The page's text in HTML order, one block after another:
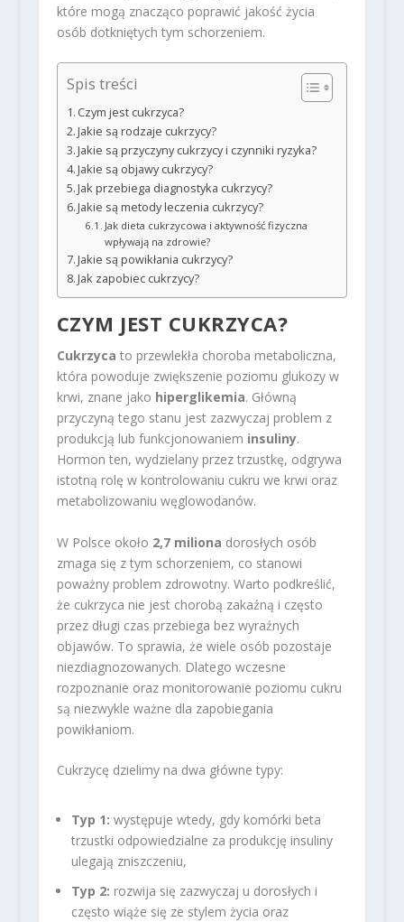
które mogą znacząco poprawić jakość życia
osób dotkniętych tym schorzeniem.
Spis treści
Czym jest cukrzyca?
Jakie są rodzaje cukrzycy?
Jakie są przyczyny cukrzycy i czynniki ryzyka?
Jakie są objawy cukrzycy?
Jak przebiega diagnostyka cukrzycy?
Jakie są metody leczenia cukrzycy?
Jak dieta cukrzycowa i aktywność fizyczna
wpływają na zdrowie?
Jakie są powikłania cukrzycy?
Jak zapobiec cukrzycy?
CZYM JEST CUKRZYCA?
Cukrzyca to przewlekła choroba metaboliczna,
która powoduje zwiększenie poziomu glukozy w
krwi, znane jako hiperglikemia. Główną
przyczyną tego stanu jest zazwyczaj problem z
produkcją lub funkcjonowaniem insuliny.
Hormon ten, wydzielany przez trzustkę, odgrywa
istotną rolę w kontrolowaniu cukru we krwi oraz
metabolizowaniu węglowodanów.
W Polsce około 2,7 miliona dorosłych osób
zmaga się z tym schorzeniem, co stanowi
poważny problem zdrowotny. Warto podkreślić,
że cukrzyca nie jest chorobą zakaźną i często
przez długi czas przebiega bez wyraźnych
objawów. To sprawia, że wiele osób pozostaje
niezdiagnozowanych. Dlatego wczesne
rozpoznanie oraz monitorowanie poziomu cukru
są niezwykle ważne dla zapobiegania
powikłaniom.
Cukrzycę dzielimy na dwa główne typy:
Typ 1: występuje wtedy, gdy komórki beta
trzustki odpowiedzialne za produkcję insuliny
ulegają zniszczeniu,
Typ 2: rozwija się zazwyczaj u dorosłych i
często wiąże się ze stylem życia oraz